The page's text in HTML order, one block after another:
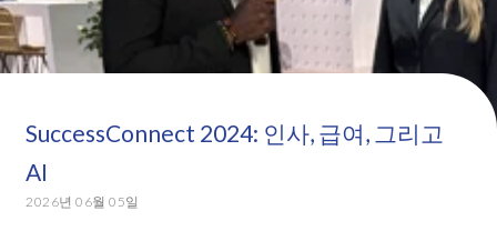
SuccessConnect 2024: 인사, 급여, 그리고
AI
2026년 06월 05일